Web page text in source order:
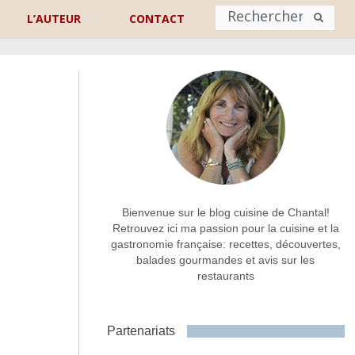
L’AUTEUR CONTACT
Nom
Commentaire ou message *
Bienvenue sur le blog cuisine de Chantal!
Retrouvez ici ma passion pour la cuisine et la
gastronomie française: recettes, découvertes,
balades gourmandes et avis sur les
restaurants
Partenariats